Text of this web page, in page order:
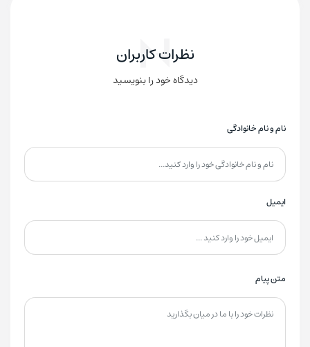
نظرات کاربران
دیدگاه خود را بنویسید
نام و نام خانوادگی
ایمیل
متن پیام